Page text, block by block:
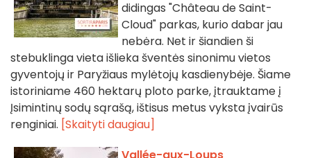
didingas "Château de Saint-
Cloud" parkas, kurio dabar jau
nebėra. Net ir šiandien ši
stebuklinga vieta išlieka šventės sinonimu vietos
gyventojų ir Paryžiaus mylėtojų kasdienybėje. Šiame
istoriniame 460 hektarų ploto parke, įtrauktame į
Įsimintinų sodų sąrašą, ištisus metus vyksta įvairūs
renginiai. [Skaityti daugiau]